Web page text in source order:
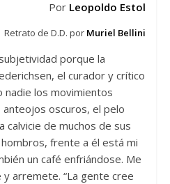
Por Leopoldo Estol
Retrato de D.D. por Muriel Bellini
porque la
el curador y crítico
nadie los movimientos
anteojos oscuros, el pelo
calvicie de muchos de sus
frente a él está mi
un café enfriándose. Me
arremete. “La gente cree